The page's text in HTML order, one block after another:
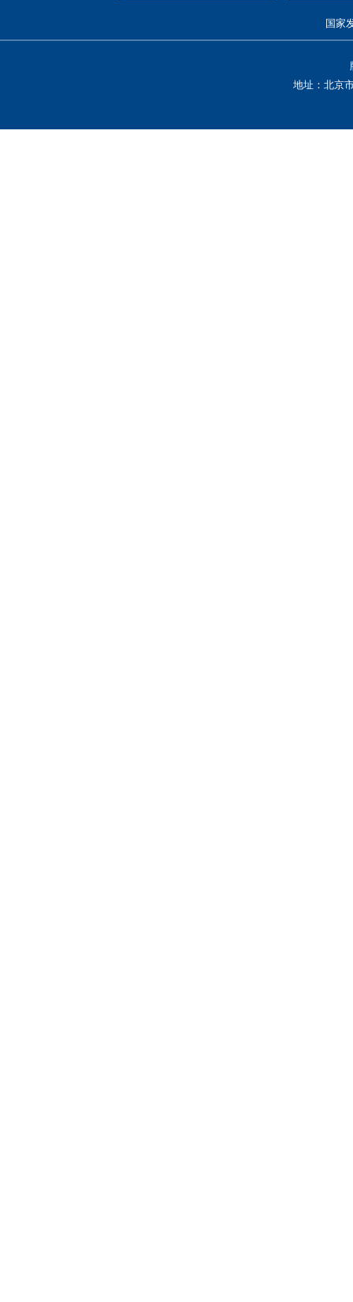
国家
地址：北京